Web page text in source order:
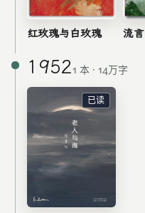
红玫瑰与白玫瑰 流言
19521 本 · 14万字
已读